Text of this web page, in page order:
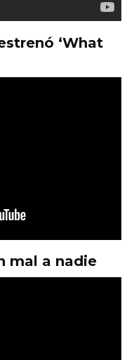
‘What
mal a nadie